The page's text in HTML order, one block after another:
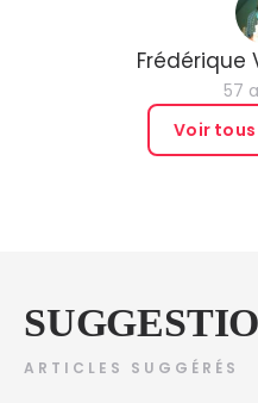
Frédérique
57
Voir
ARTICLES SUGGÉRÉS